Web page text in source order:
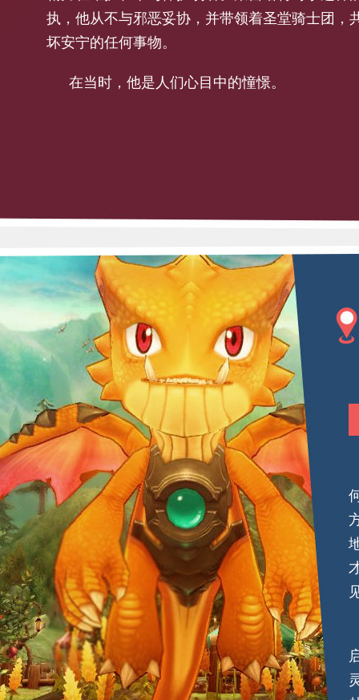
执，他从不与邪恶妥协，并带领着圣堂骑士团，
坏安宁的任何事物。
在当时，他是人们心目中的憧憬。